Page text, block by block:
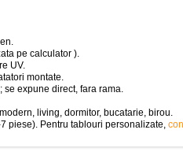
pe calculator ).
UV.
montate.
expune direct, fara rama.
living, dormitor, bucatarie, birou.
piese). Pentru tablouri personalizate,